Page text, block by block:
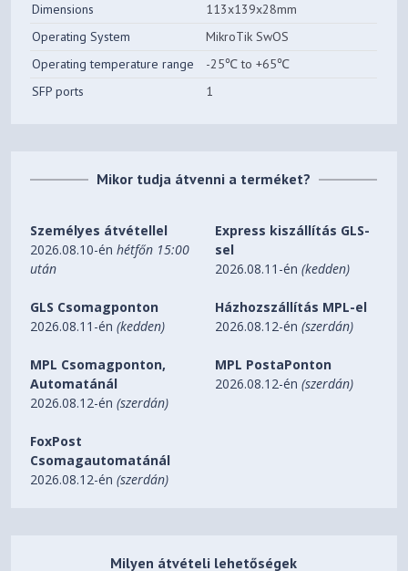
Dimensions
113x139x28mm
Operating System
MikroTik SwOS
Operating temperature range
-25℃ to +65℃
SFP ports
1
Mikor tudja átvenni a terméket?
Személyes átvétellel
2026.08.10-énhétfőn 15:00
után
Express kiszállítás GLS-
sel
2026.08.11-én(kedden)
GLS Csomagponton
2026.08.11-én(kedden)
Házhozszállítás MPL-el
2026.08.12-én(szerdán)
MPL Csomagponton,
Automatánál
2026.08.12-én(szerdán)
MPL PostaPonton
2026.08.12-én(szerdán)
FoxPost
Csomagautomatánál
2026.08.12-én(szerdán)
Milyen átvételi lehetőségek